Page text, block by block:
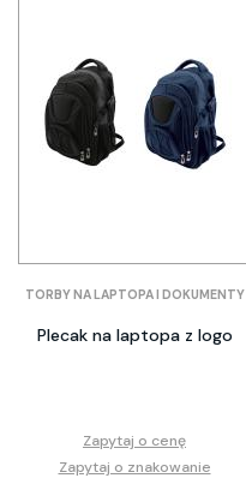
TORBY NA LAPTOPA I DOKUMENTY
Plecak na laptopa z logo
Zapytaj o cenę
Zapytaj o znakowanie